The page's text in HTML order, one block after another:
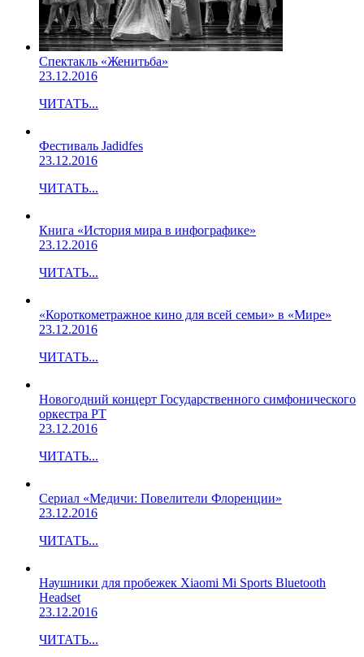
Спектакль «Женитьба»
23.12.2016
ЧИТАТЬ...
Фестиваль Jadidfes
23.12.2016
ЧИТАТЬ...
Книга «История мира в инфографике»
23.12.2016
ЧИТАТЬ...
«Короткометражное кино для всей семьи» в «Мире»
23.12.2016
ЧИТАТЬ...
Новогодний концерт Государственного симфонического
оркестра РТ
23.12.2016
ЧИТАТЬ...
Сериал «Медичи: Повелители Флоренции»
23.12.2016
ЧИТАТЬ...
Наушники для пробежек Xiaomi Mi Sports Bluetooth
Headset
23.12.2016
ЧИТАТЬ...